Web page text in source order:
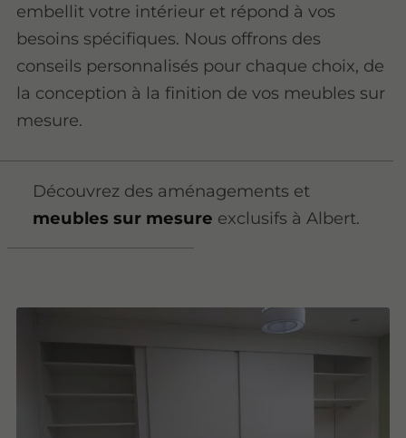
embellit votre intérieur et répond à vos
besoins spécifiques. Nous offrons des
conseils personnalisés pour chaque choix, de
la conception à la finition de vos meubles sur
mesure.
Découvrez des aménagements et
meubles sur mesure exclusifs à Albert.